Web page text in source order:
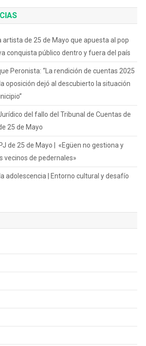
artista de 25 de Mayo que apuesta al pop
conquista público dentro y fuera del país
Peronista: “La rendición de cuentas 2025
oposición dejó al descubierto la situación
del fallo del Tribunal de Cuentas de
25 de Mayo
de 25 de Mayo | «Egüen no gestiona y
vecinos de pedernales»
adolescencia | Entorno cultural y desafío